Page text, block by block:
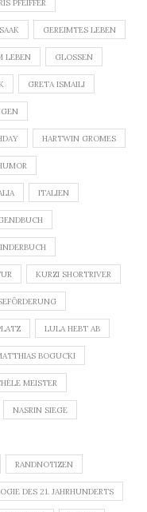
PFEIFFER
GEREIMTES LEBEN
LEBEN GLOSSEN
GRETA ISMAILI
HARTWIN GROMES
ITALIEN
KURZI SHORTRIVER
LULA HEBT AB
BOGUCKI
MEISTER
NASRIN SIEGE
RANDNOTIZEN
DES 21. JAHRHUNDERTS